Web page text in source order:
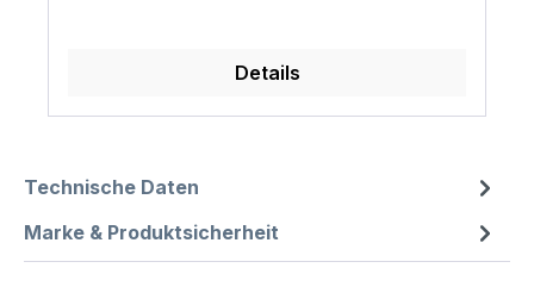
Details
Technische Daten
Marke & Produktsicherheit